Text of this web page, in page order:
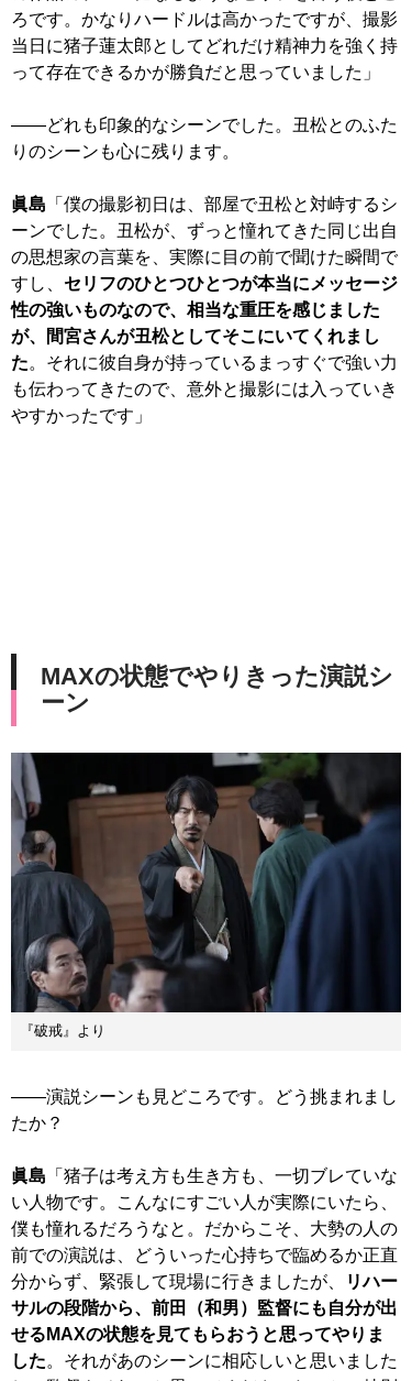
ろです。かなりハードルは高かったですが、撮影
当日に猪子蓮太郎としてどれだけ精神力を強く持
って存在できるかが勝負だと思っていました」
――どれも印象的なシーンでした。丑松とのふた
りのシーンも心に残ります。
眞島 「僕の撮影初日は、部屋で丑松と対峙するシ
ーンでした。丑松が、ずっと憧れてきた同じ出自
の思想家の言葉を、実際に目の前で聞けた瞬間で
すし、 セリフのひとつひとつが本当にメッセージ
性の強いものなので、相当な重圧を感じました
が、間宮さんが丑松としてそこにいてくれまし
た。それに彼自身が持っているまっすぐで強い力
も伝わってきたので、意外と撮影には入っていき
やすかったです」
MAXの状態でやりきった演説シ
ーン
『破戒』より
――演説シーンも見どころです。どう挑まれまし
たか？
眞島 「猪子は考え方も生き方も、一切ブレていな
い人物です。こんなにすごい人が実際にいたら、
僕も憧れるだろうなと。だからこそ、大勢の人の
前での演説は、どういった心持ちで臨めるか正直
分からず、緊張して現場に行きましたが、
リハー
サルの段階から、前田（和男）監督にも自分が出
せるMAXの状態を見てもらおうと思ってやりま
した。それがあのシーンに相応しいと思いました